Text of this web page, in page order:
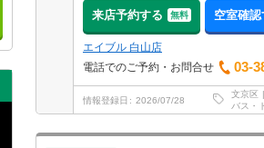
来店予約する 無料 空室確認
エイブル 白山店
電話でのご予約・お問合せ
03-
情報登録日 2026/07/28
文京区
バス・